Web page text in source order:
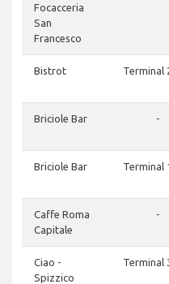
Focacceria
San
Francesco
Bistrot Terminal
Briciole Bar -
Briciole Bar Terminal
Caffe Roma
Capitale
-
Ciao -
Spizzico
Terminal